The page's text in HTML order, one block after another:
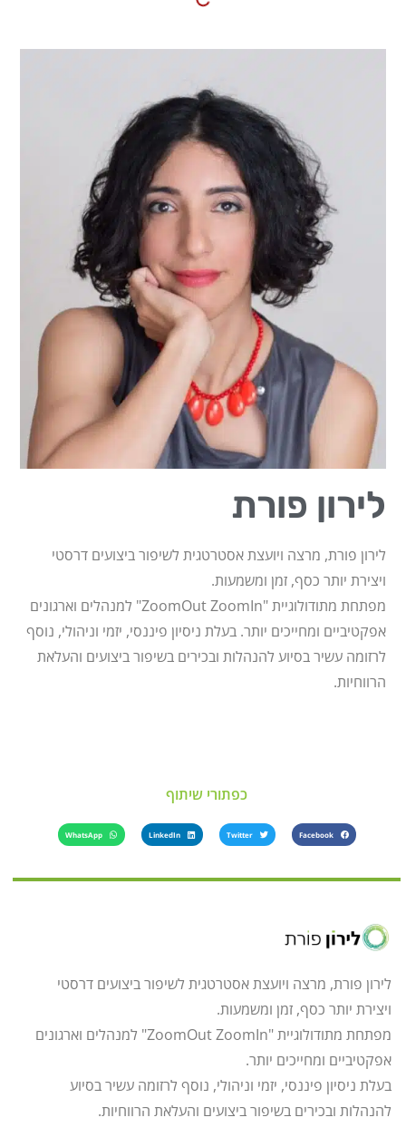
לירון פורת
לירון פורת, מרצה ויועצת אסטרטגית לשיפור ביצועים דרסטי
ויצירת יותר כסף, זמן ומשמעות.
מפתחת מתודולוגיית "ZoomOut ZoomIn" למנהלים וארגונים
אפקטיביים ומחייכים יותר. בעלת ניסיון פיננסי, יזמי וניהולי, נוסף
לרזומה עשיר בסיוע להנהלות ובכירים בשיפור ביצועים והעלאת
הרווחיות.
כפתורי שיתוף
Facebook
Twitter
LinkedIn
WhatsApp
לירון פורת, מרצה ויועצת אסטרטגית לשיפור ביצועים דרסטי
ויצירת יותר כסף, זמן ומשמעות.
מפתחת מתודולוגיית "ZoomOut ZoomIn" למנהלים וארגונים
אפקטיביים ומחייכים יותר.
בעלת ניסיון פיננסי, יזמי וניהולי, נוסף לרזומה עשיר בסיוע
להנהלות ובכירים בשיפור ביצועים והעלאת הרווחיות.